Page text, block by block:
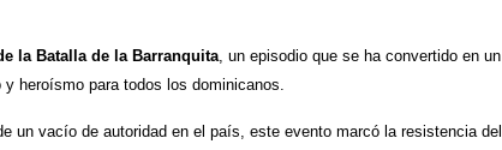
la Batalla de la Barranquita, un episodio que se ha convertido en un
heroísmo para todos los dominicanos.
un vacío de autoridad en el país, este evento marcó la resistencia del